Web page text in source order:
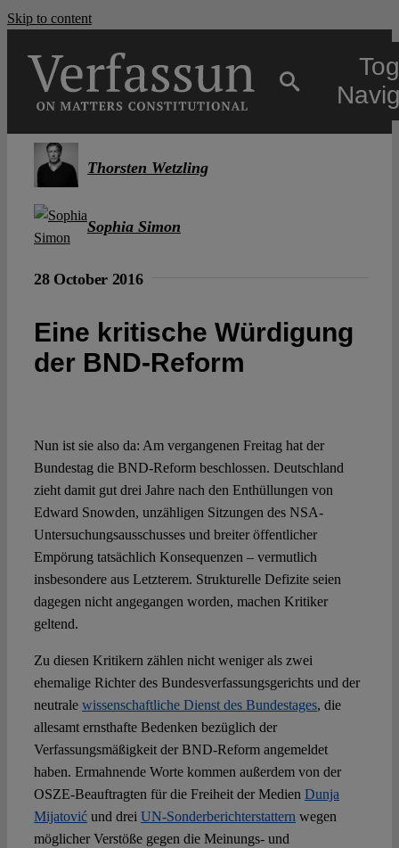
Skip to content
Open Access
Spotlight
Thorsten Wetzling
Sophia Simon
28 October 2016
Eine kritische Würdigung
der BND-Reform
Nun ist sie also da: Am vergangenen Freitag hat der
Bundestag die BND-Reform beschlossen. Deutschland
zieht damit gut drei Jahre nach den Enthüllungen von
Edward Snowden, unzähligen Sitzungen des NSA-
Untersuchungsausschusses und breiter öffentlicher
Empörung tatsächlich Konsequenzen – vermutlich
insbesondere aus Letzterem. Strukturelle Defizite seien
dagegen nicht angegangen worden, machen Kritiker
geltend.
Zu diesen Kritikern zählen nicht weniger als zwei
ehemalige Richter des Bundesverfassungsgerichts und der
neutrale wissenschaftliche Dienst des Bundestages, die
allesamt ernsthafte Bedenken bezüglich der
Verfassungsmäßigkeit der BND-Reform angemeldet
haben. Ermahnende Worte kommen außerdem von der
OSZE-Beauftragten für die Freiheit der Medien Dunja
Mijatovićund drei UN-Sonderberichterstattern wegen
möglicher Verstöße gegen die Meinungs- und